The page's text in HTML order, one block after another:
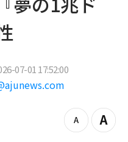
07-01 17:52:00
z
Z